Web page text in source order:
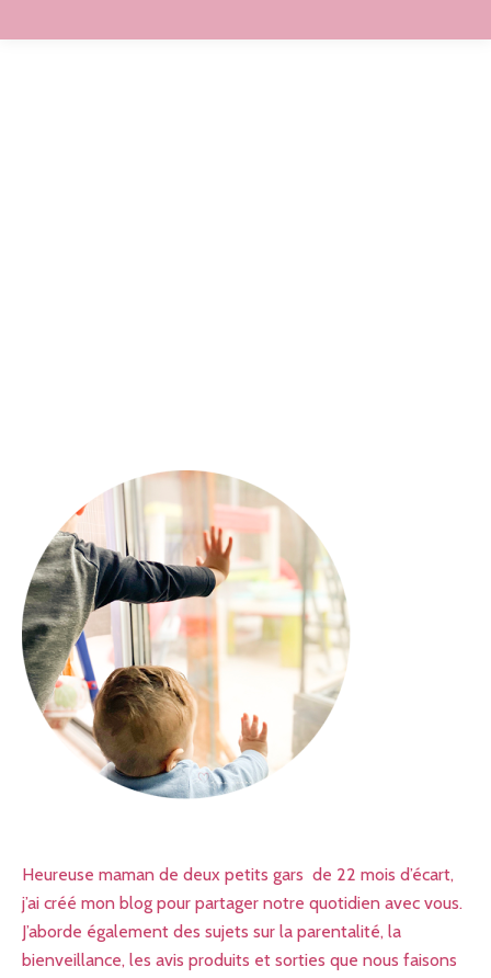
Heureuse maman de deux petits gars de 22 mois d’écart,
j’ai créé mon blog pour partager notre quotidien avec vous.
J’aborde également des sujets sur la parentalité, la
bienveillance, les avis produits et sorties que nous faisons